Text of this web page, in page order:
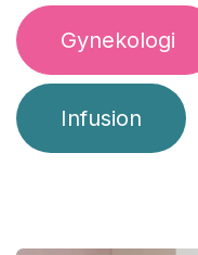
Gynekologi
Infusi​​o​​n